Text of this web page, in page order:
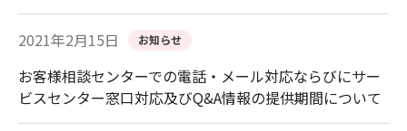
2021年2月15日 お知らせ
お客様相談センターでの電話・メール対応ならびにサー
ビスセンター窓口対応及びQ&A情報の提供期間について